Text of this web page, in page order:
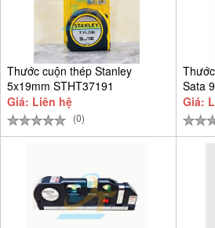
Thước cuộn thép Stanley
5x19mm STHT37191
Giá: Liên hệ
(0)
Sata
Giá: